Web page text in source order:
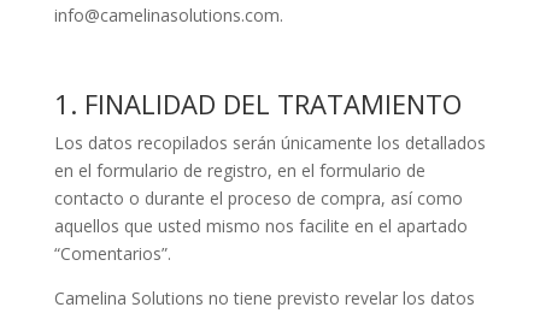
info@camelinasolutions.com.
1. FINALIDAD DEL TRATAMIENTO
Los datos recopilados serán únicamente los detallados
en el formulario de registro, en el formulario de
contacto o durante el proceso de compra, así como
aquellos que usted mismo nos facilite en el apartado
“Comentarios”.
Camelina Solutions no tiene previsto revelar los datos